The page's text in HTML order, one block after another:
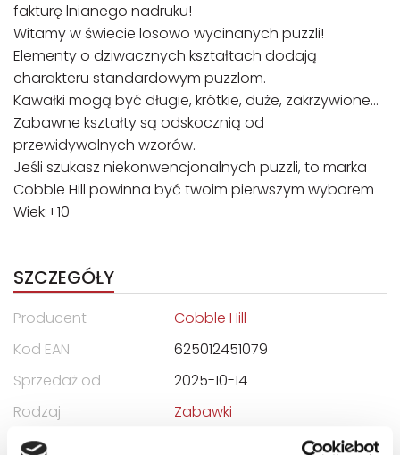
fakturę lnianego nadruku!
Witamy w świecie losowo wycinanych puzzli!
Elementy o dziwacznych kształtach dodają
charakteru standardowym puzzlom.
Kawałki mogą być długie, krótkie, duże, zakrzywione…
Zabawne kształty są odskocznią od
przewidywalnych wzorów.
Jeśli szukasz niekonwencjonalnych puzzli, to marka
Cobble Hill powinna być twoim pierwszym wyborem
Wiek:+10
SZCZEGÓŁY
Producent
Cobble Hill
Kod EAN
625012451079
Sprzedaż od
2025-10-14
Rodzaj
Zabawki
Format